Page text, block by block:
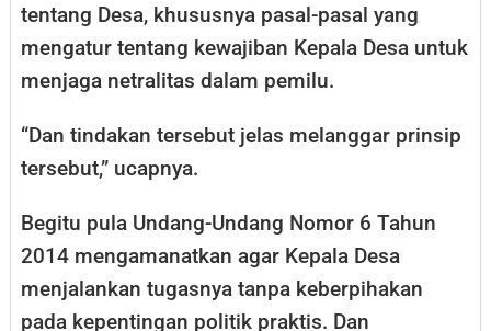
tentang Desa, khususnya pasal-pasal yang
mengatur tentang kewajiban Kepala Desa untuk
menjaga netralitas dalam pemilu.
“Dan tindakan tersebut jelas melanggar prinsip
tersebut,” ucapnya.
Begitu pula Undang-Undang Nomor 6 Tahun
2014 mengamanatkan agar Kepala Desa
menjalankan tugasnya tanpa keberpihakan
pada kepentingan politik praktis. Dan